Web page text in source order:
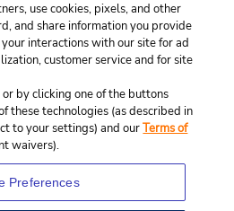
use cookies, pixels, and other
and share information you provide
interactions with our site for ad
customer service and for site
by clicking one of the buttons
these technologies (as described in
to your settings) and ourTerms of
waivers).
Preferences